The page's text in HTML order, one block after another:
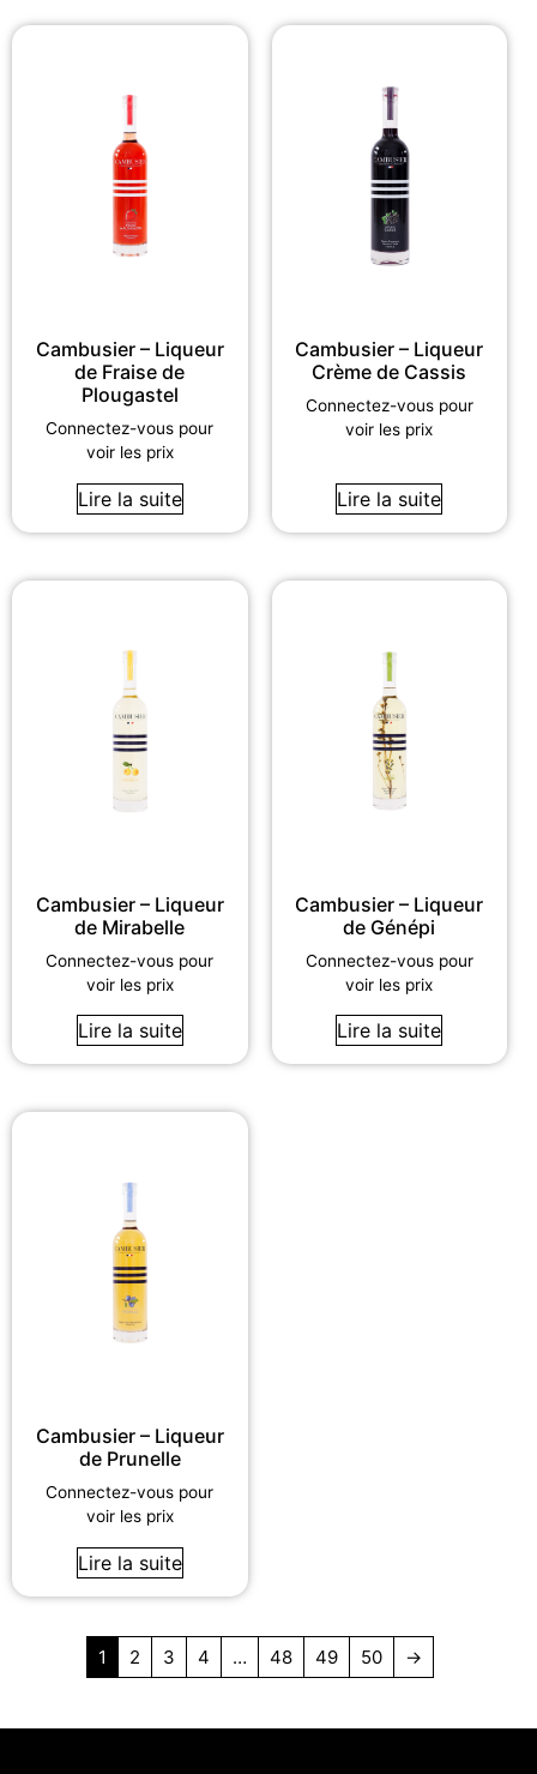
Cambusier – Liqueur
de Fraise de
Plougastel
Connectez-vous pour
voir les prix
Lire la suite
Cambusier – Liqueur
Crème de Cassis
Connectez-vous pour
voir les prix
Lire la suite
Cambusier – Liqueur
de Mirabelle
Connectez-vous pour
voir les prix
Lire la suite
Cambusier – Liqueur
de Génépi
Connectez-vous pour
voir les prix
Lire la suite
Cambusier – Liqueur
de Prunelle
Connectez-vous pour
voir les prix
Lire la suite
1 2 3 4 … 48 49 50 →